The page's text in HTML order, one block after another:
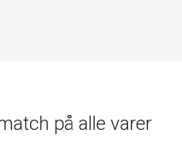
på alle varer